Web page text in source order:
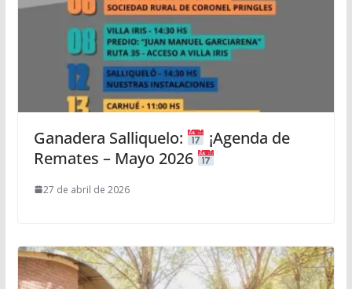
Ganadera Salliquelo:
¡Agenda de
Remates – Mayo 2026
27 de abril de 2026